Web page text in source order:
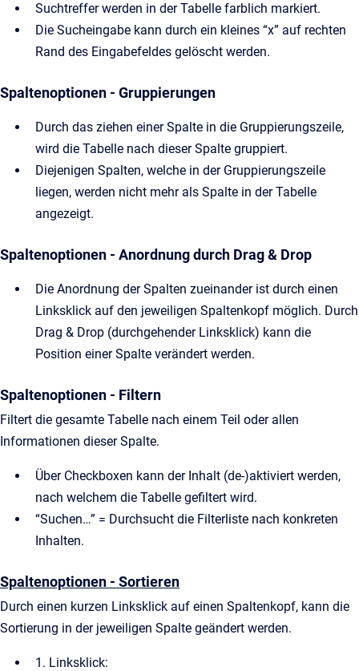
Suchtreffer werden in der Tabelle farblich markiert.
Die Sucheingabe kann durch ein kleines “x” auf rechten
Rand des Eingabefeldes gelöscht werden.
Spaltenoptionen - Gruppierungen
Durch das ziehen einer Spalte in die Gruppierungszeile,
wird die Tabelle nach dieser Spalte gruppiert.
Diejenigen Spalten, welche in der Gruppierungszeile
liegen, werden nicht mehr als Spalte in der Tabelle
angezeigt.
Spaltenoptionen - Anordnung durch Drag & Drop
Die Anordnung der Spalten zueinander ist durch einen
Linksklick auf den jeweiligen Spaltenkopf möglich. Durch
Drag & Drop (durchgehender Linksklick) kann die
Position einer Spalte verändert werden.
Spaltenoptionen - Filtern
Filtert die gesamte Tabelle nach einem Teil oder allen
Informationen dieser Spalte.
Über Checkboxen kann der Inhalt (de-)aktiviert werden,
nach welchem die Tabelle gefiltert wird.
“Suchen…” = Durchsucht die Filterliste nach konkreten
Inhalten.
Spaltenoptionen - Sortieren
Durch einen kurzen Linksklick auf einen Spaltenkopf, kann die
Sortierung in der jeweiligen Spalte geändert werden.
1. Linksklick: